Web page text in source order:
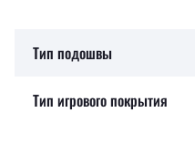
Тип подошвы
Тип игрового покрытия